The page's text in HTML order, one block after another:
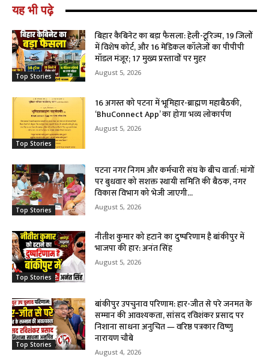
यह भी पढ़े
Top Stories
बिहार कैबिनेट का बड़ा फैसला: हेली-टूरिज्म, 19 जिलों
में विशेष कोर्ट, और 16 मेडिकल कॉलेजों का पीपीपी
मॉडल मंजूर; 17 मुख्य प्रस्तावों पर मुहर
August 5, 2026
Top Stories
16 अगस्त को पटना में भूमिहार-ब्राह्मण महाबैठकी,
‘BhuConnect App’ का होगा भव्य लोकार्पण
August 5, 2026
Top Stories
पटना नगर निगम और कर्मचारी संघ के बीच वार्ता: मांगों
पर बुधवार को सशक्त स्थायी समिति की बैठक, नगर
विकास विभाग को भेजी जाएगी...
August 5, 2026
Top Stories
नीतीश कुमार को हटाने का दुष्परिणाम है बांकीपुर में
भाजपा की हार: अनंत सिंह
August 5, 2026
Top Stories
बांकीपुर उपचुनाव परिणाम: हार-जीत से परे जनमत के
सम्मान की आवश्यकता, सांसद रविशंकर प्रसाद पर
निशाना साधना अनुचित — वरिष्ठ पत्रकार विष्णु
नारायण चौबे
August 4, 2026